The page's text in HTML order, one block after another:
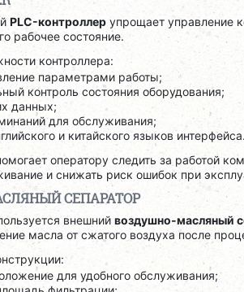
PLC-контроллер упрощает управление
рабочее состояние.
контроллера:
параметрами работы;
контроль состояния оборудования;
данных;
для обслуживания;
и китайского языков интерфейса.
оператору следить за работой
и снижать риск ошибок при
СЕПАРАТОР
внешний воздушно-масляный
масла от сжатого воздуха после
для удобного обслуживания;